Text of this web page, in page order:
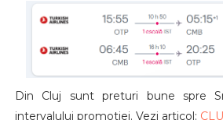
Din Cluj sunt preturi bune spre
intervalului promotiei. Vezi articol: